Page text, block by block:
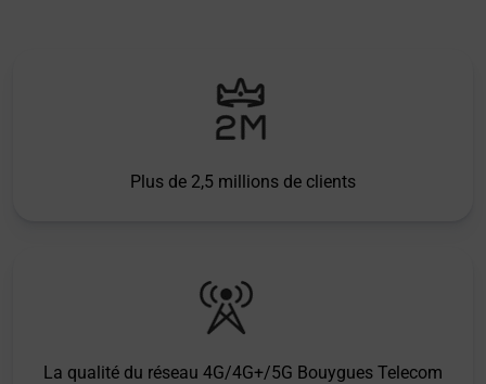
Plus de 2,5 millions de clients
La qualité du réseau 4G/4G+/5G Bouygues Telecom